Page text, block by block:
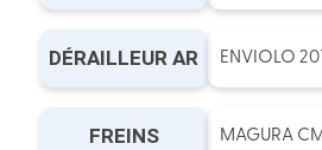
DÉRAILLEUR AR ENVIOLO 20T
FREINS MAGURA